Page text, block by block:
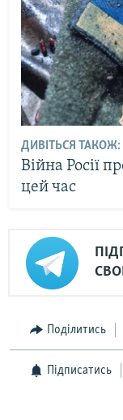
ДИВІТЬСЯ ТАКОЖ:
Війна Росії
цей час
Поділитись
Підписатись